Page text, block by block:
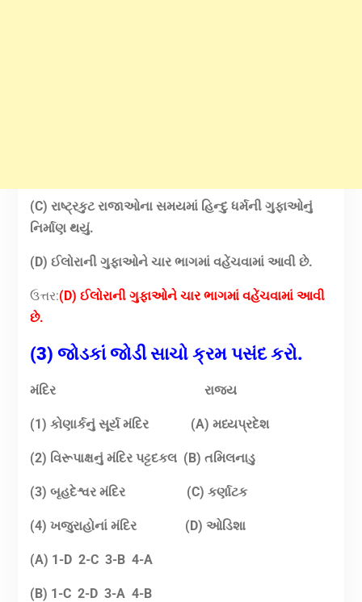
(C) રાષ્ટ્રકુટ રાજાઓના સમયમાં હિન્દુ ધર્મની ગુફાઓનું
નિર્માણ થયું.
(D) ઈલોરાની ગુફાઓને ચાર ભાગમાં વહેંચવામાં આવી છે.
ઉત્તર:(D) ઈલોરાની ગુફાઓને ચાર ભાગમાં વહેંચવામાં આવી
છે.
(3) જોડકાં જોડી સાચો ક્રમ પસંદ કરો.
મંદિર રાજ્ય
(1) કોણાર્કનું સૂર્ય મંદિર (A) મધ્યપ્રદેશ
(2) વિરૂપાક્ષનું મંદિર પટ્ટદકલ (B) તમિલનાડુ
(3) બૃહદેશ્વર મંદિર (C) કર્ણાટક
(4) ખજુરાહોનાં મંદિર (D) ઓડિશા
(A) 1-D 2-C 3-B 4-A
(B) 1-C 2-D 3-A 4-B